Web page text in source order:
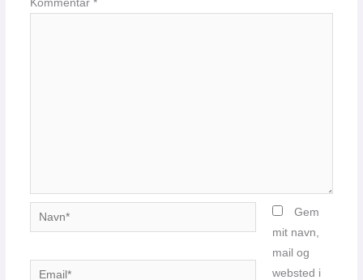
Kommentar *
Navn*
Email*
Gem
mit navn,
mail og
websted i